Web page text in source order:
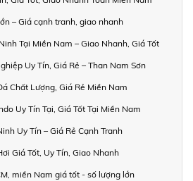
– Giá cạnh tranh, giao nhanh
Tại Miền Nam – Giao Nhanh, Giá Tốt
Uy Tín, Giá Rẻ – Than Nam Sơn
Chất Lượng, Giá Rẻ Miền Nam
Uy Tín Tại, Giá Tốt Tại Miền Nam
Uy Tín – Giá Rẻ Cạnh Tranh
Giá Tốt, Uy Tín, Giao Nhanh
miền Nam giá tốt - số lượng lớn